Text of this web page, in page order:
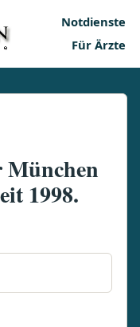
Notdienste
Für Ärzte
München
1998.